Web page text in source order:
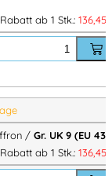
für alle, die
,
ab 1 Stk.: 136,45
/ Gr. UK 9 (EU 43)
ab 1 Stk.: 136,45